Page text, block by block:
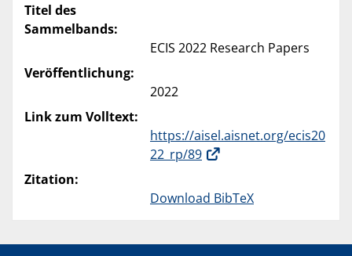
Titel des
Sammelbands:
ECIS 2022 Research Papers
Veröffentlichung:
2022
Link zum Volltext:
https://aisel.aisnet.org/ecis20
22_rp/89
Zitation:
Download BibTeX